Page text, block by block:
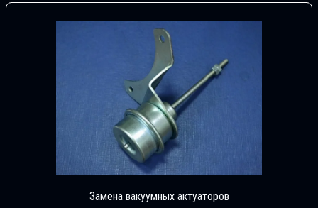
Замена вакуумных актуаторов